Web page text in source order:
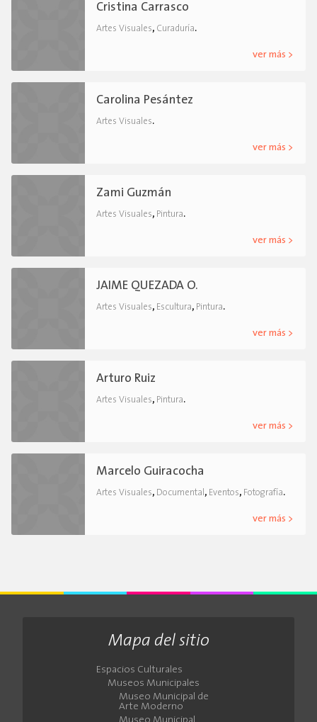
Cristina Carrasco
Artes Visuales, Curaduría.
ver más >
Carolina Pesántez
Artes Visuales.
ver más >
Zami Guzmán
Artes Visuales, Pintura.
ver más >
JAIME QUEZADA O.
Artes Visuales, Escultura, Pintura.
ver más >
Arturo Ruiz
Artes Visuales, Pintura.
ver más >
Marcelo Guiracocha
Artes Visuales, Documental , Eventos, Fotografía.
ver más >
Mapa del sitio
Espacios Culturales
Museos Municipales
Museo Municipal de
Arte Moderno